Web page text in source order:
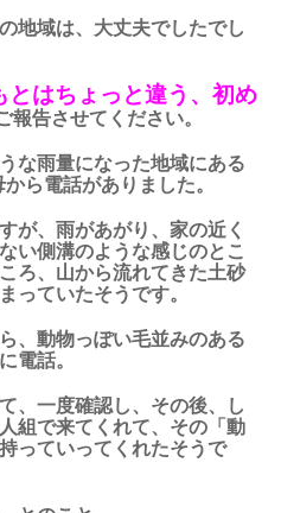
地域は、大丈夫でしたでし
とはちょっと違う、初め
報告させてください。
な雨量になった地域にある
ら電話がありました。
が、雨があがり、家の近く
い側溝のような感じのとこ
ろ、山から流れてきた土砂
っていたそうです。
、動物っぽい毛並みのある
電話。
、一度確認し、その後、し
組で来てくれて、その「動
っていってくれたそうで